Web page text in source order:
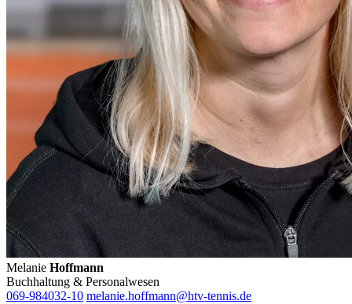
Melanie Hoffmann
Buchhaltung & Personalwesen
069-984032-10 melanie.hoffmann@htv-tennis.de